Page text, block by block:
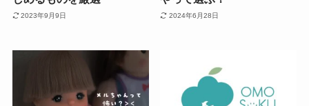
2023年9月9日 2024年6月28日